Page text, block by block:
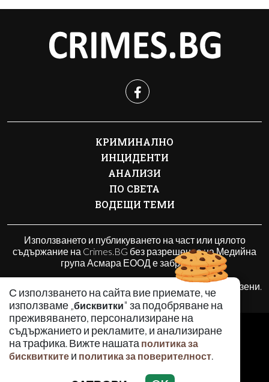
С използването на сайта вие приемате, че
използваме „бисквитки" за подобряване на
преживяването, персонализиране на
съдържанието и рекламите, и анализиране
на трафика. Вижте нашата политика за
бисквитките и политика за поверителност.
КРИМИНАЛНО
ИНЦИДЕНТИ
АНАЛИЗИ
ПО СВЕТА
ВОДЕЩИ ТЕМИ
Използването и публикуването на част или цялото
съдържание на Crimes.BG без разрешение на Медийна
група Асмара ЕООД е забранено.
© 2010 - 2026 | Crimes.BG. Всички права запазени.
РЕКЛАМА
КОНТАКТИ
ОБЩИ УСЛОВИЯ